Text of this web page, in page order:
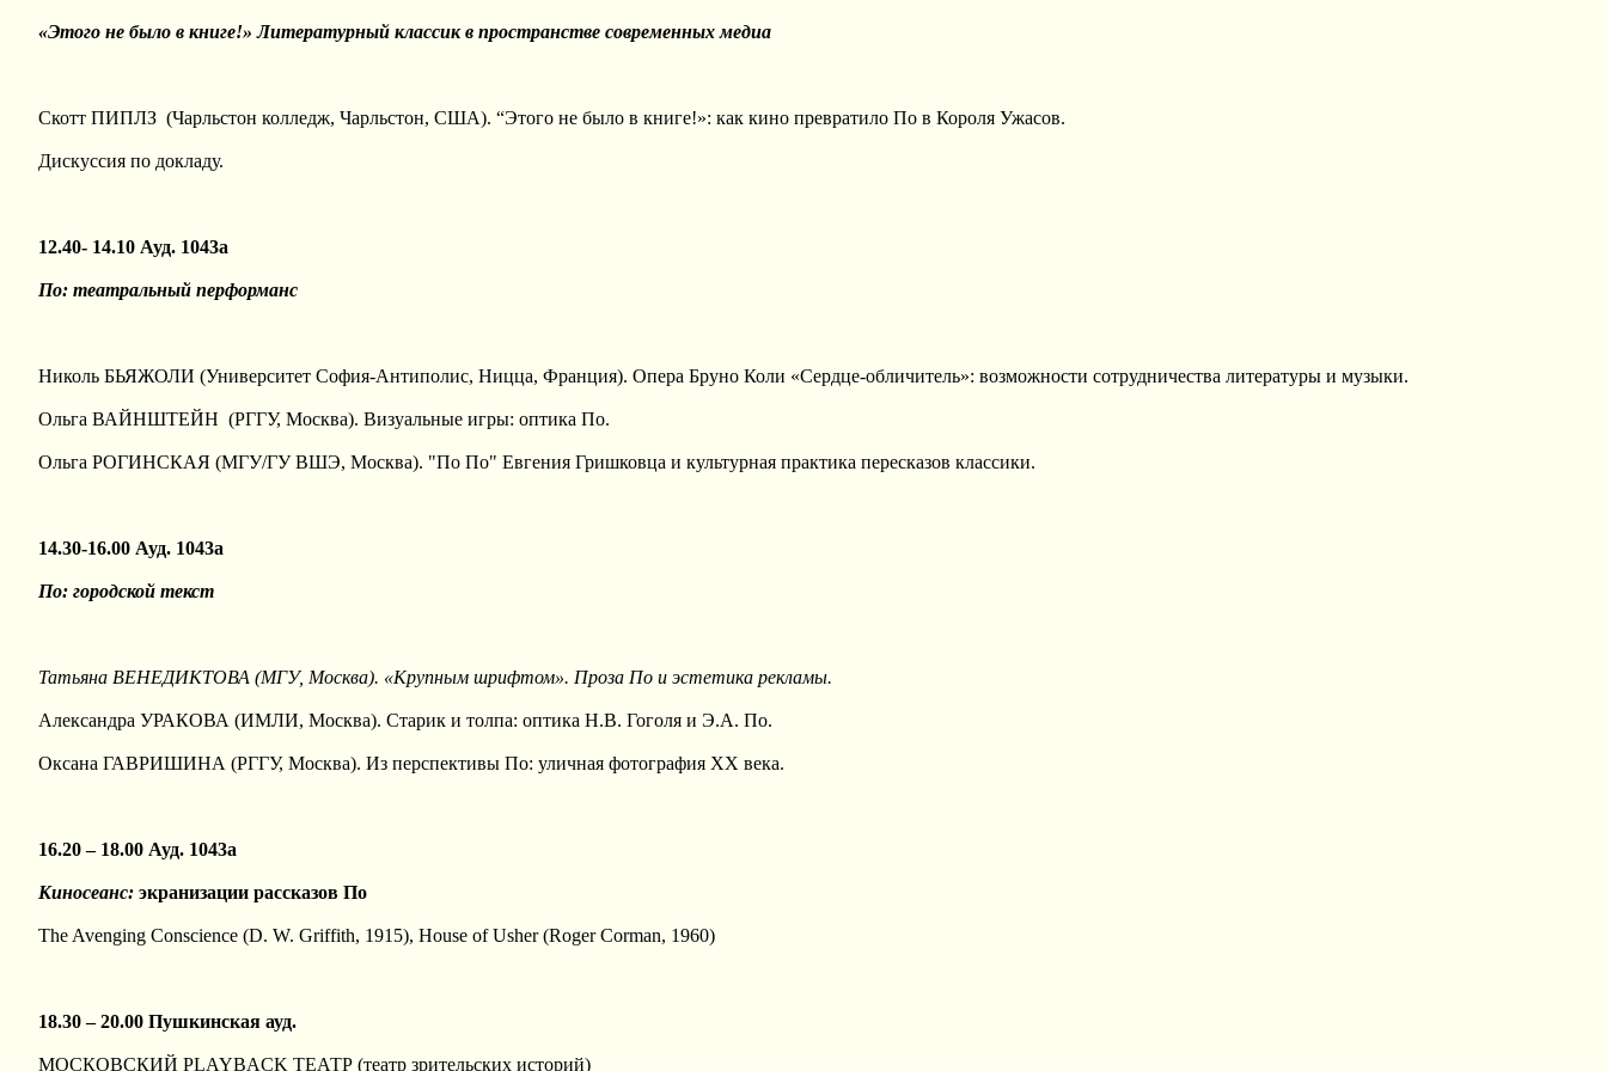
«Этого не было в книге!» Литературный классик в пространстве современных медиа
Скотт ПИПЛЗ (Чарльстон колледж, Чарльстон, США). “Этого не было в книге!»: как кино превратило По в Короля Ужасов.
Дискуссия по докладу.
12.40- 14.10 Ауд. 1043а
По: театральный перформанс
Николь БЬЯЖОЛИ (Университет София-Антиполис, Ницца, Франция). Опера Бруно Коли «Сердце-обличитель»: возможности сотрудничества литературы и музыки.
Ольга ВАЙНШТЕЙН (РГГУ, Москва). Визуальные игры: оптика По.
Ольга РОГИНСКАЯ (МГУ/ГУ ВШЭ, Москва). "По По" Евгения Гришковца и культурная практика пересказов классики.
14.30-16.00 Ауд. 1043а
По: городской текст
Татьяна ВЕНЕДИКТОВА (МГУ, Москва). «Крупным шрифтом». Проза По и эстетика рекламы.
Александра УРАКОВА (ИМЛИ, Москва). Старик и толпа: оптика Н.В. Гоголя и Э.А. По.
Оксана ГАВРИШИНА (РГГУ, Москва). Из перспективы По: уличная фотография XX века.
16.20 – 18.00 Ауд. 1043а
Киносеанс: экранизации рассказов По
The Avenging Conscience (D. W. Griffith, 1915), House of Usher (Roger Corman, 1960)
18.30 – 20.00 Пушкинская ауд.
МОСКОВСКИЙ PLAYBACK ТЕАТР (театр зрительских историй)